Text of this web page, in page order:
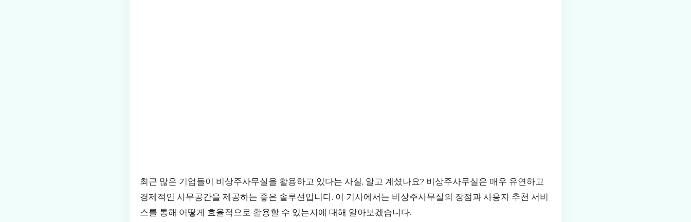
최근 많은 기업들이 비상주사무실을 활용하고 있다는 사실, 알고 계셨나요? 비상주사무실은 매우 유연하고
경제적인 사무공간을 제공하는 좋은 솔루션입니다. 이 기사에서는 비상주사무실의 장점과 사용자 추천 서비
스를 통해 어떻게 효율적으로 활용할 수 있는지에 대해 알아보겠습니다.